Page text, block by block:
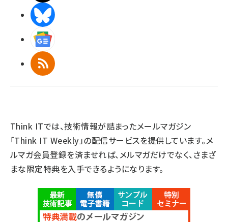
RSS
Think ITでは、技術情報が詰まったメールマガジン
「Think IT Weekly」の配信サービスを提供しています。メ
ルマガ会員登録を済ませれば、メルマガだけでなく、さまざ
まな限定特典を入手できるようになります。